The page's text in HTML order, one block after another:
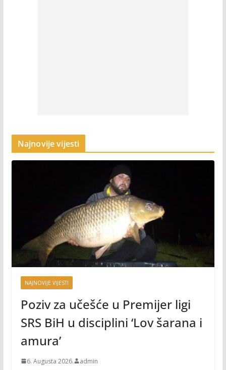
Najnovije vijesti
NAJNOVIJE VIJESTI
Poziv za učešće u Premijer ligi
SRS BiH u disciplini ‘Lov šarana i
amura’
6. Augusta 2026. admin